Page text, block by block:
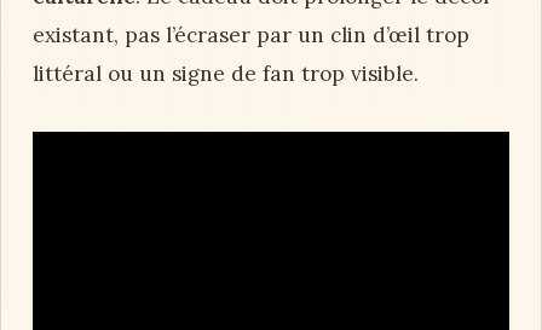
existant, pas l’écraser par un clin d’œil trop
littéral ou un signe de fan trop visible.